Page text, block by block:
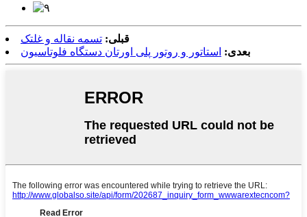
قبلی: تسمه نقاله و غلتک
بعدی: استاتور و روتور پلی اورتان دستگاه فلوتاسیون